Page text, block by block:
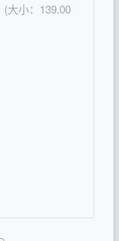
(大小：139.00